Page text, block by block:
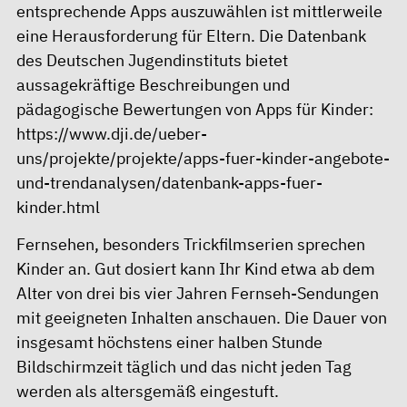
entsprechende Apps auszuwählen ist mittlerweile
eine Herausforderung für Eltern. Die Datenbank
des Deutschen Jugendinstituts bietet
aussagekräftige Beschreibungen und
pädagogische Bewertungen von Apps für Kinder:
https://www.dji.de/ueber-
uns/projekte/projekte/apps-fuer-kinder-angebote-
und-trendanalysen/datenbank-apps-fuer-
kinder.html
Fernsehen, besonders Trickfilmserien sprechen
Kinder an. Gut dosiert kann Ihr Kind etwa ab dem
Alter von drei bis vier Jahren Fernseh-Sendungen
mit geeigneten Inhalten anschauen. Die Dauer von
insgesamt höchstens einer halben Stunde
Bildschirmzeit täglich und das nicht jeden Tag
werden als altersgemäß eingestuft.